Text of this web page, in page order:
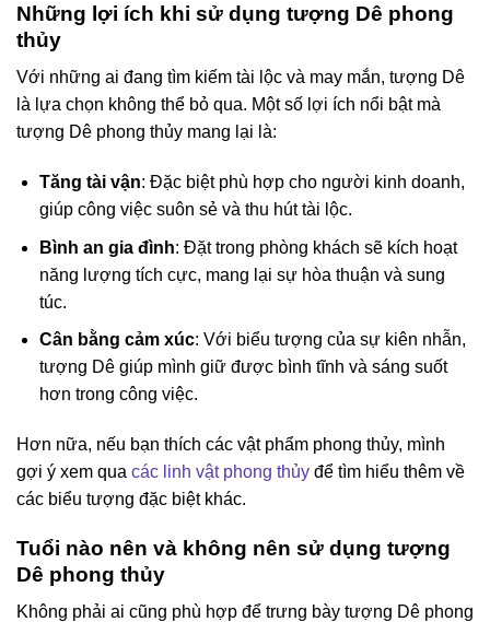
Những lợi ích khi sử dụng tượng Dê phong
thủy
Với những ai đang tìm kiếm tài lộc và may mắn, tượng Dê
là lựa chọn không thể bỏ qua. Một số lợi ích nổi bật mà
tượng Dê phong thủy mang lại là:
Tăng tài vận: Đặc biệt phù hợp cho người kinh doanh,
giúp công việc suôn sẻ và thu hút tài lộc.
Bình an gia đình: Đặt trong phòng khách sẽ kích hoạt
năng lượng tích cực, mang lại sự hòa thuận và sung
túc.
Cân bằng cảm xúc: Với biểu tượng của sự kiên nhẫn,
tượng Dê giúp mình giữ được bình tĩnh và sáng suốt
hơn trong công việc.
Hơn nữa, nếu bạn thích các vật phẩm phong thủy, mình
gợi ý xem qua các linh vật phong thủy để tìm hiểu thêm về
các biểu tượng đặc biệt khác.
Tuổi nào nên và không nên sử dụng tượng
Dê phong thủy
Không phải ai cũng phù hợp để trưng bày tượng Dê phong